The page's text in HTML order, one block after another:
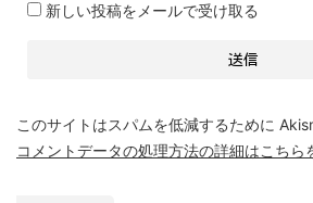
新しい投稿をメールで受け取る
このサイトはスパムを低減するために
コメントデータの処理方法の詳細はこちら